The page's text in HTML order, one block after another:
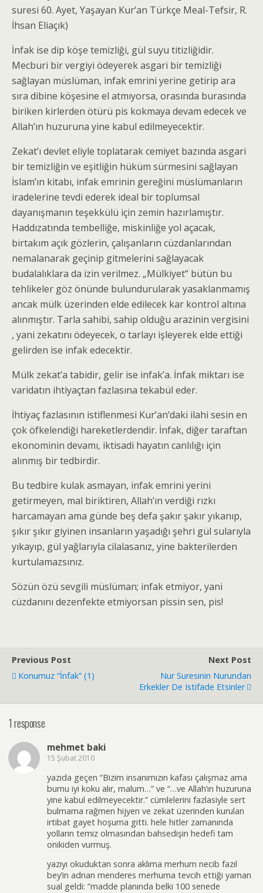
suresi 60. Ayet, Yaşayan Kur‘an Türkçe Meal-Tefsir, R.
İhsan Eliaçık)
İnfak ise dip köşe temizliği, gül suyu titizliğidir.
Mecburi bir vergiyi ödeyerek asgari bir temizliği
sağlayan müslüman, infak emrini yerine getirip ara
sıra dibine köşesine el atmıyorsa, orasında burasında
biriken kirlerden ötürü pis kokmaya devam edecek ve
Allah’ın huzuruna yine kabul edilmeyecektir.
Zekat’ı devlet eliyle toplatarak cemiyet bazında asgari
bir temizliğin ve eşitliğin hüküm sürmesini sağlayan
İslam’ın kitabı, infak emrinin gereğini müslümanların
iradelerine tevdi ederek ideal bir toplumsal
dayanışmanın teşekkülü için zemin hazırlamıştır.
Haddızatında tembelliğe, miskinliğe yol açacak,
birtakım açık gözlerin, çalışanların cüzdanlarından
nemalanarak geçinip gitmelerini sağlayacak
budalalıklara da izin verilmez. „Mülkiyet“ bütün bu
tehlikeler göz önünde bulundurularak yasaklanmamış
ancak mülk üzerinden elde edilecek kar kontrol altına
alınmıştır. Tarla sahibi, sahip olduğu arazinin vergisini
, yani zekatını ödeyecek, o tarlayı işleyerek elde ettiği
gelirden ise infak edecektir.
Mülk zekat’a tabidir, gelir ise infak’a. İnfak miktarı ise
varidatın ihtiyaçtan fazlasına tekabül eder.
İhtiyaç fazlasının istiflenmesi Kur’an‘daki ilahi sesin en
çok öfkelendiği hareketlerdendir. İnfak, diğer taraftan
ekonominin devamı, iktisadi hayatın canlılığı için
alınmış bir tedbirdir.
Bu tedbire kulak asmayan, infak emrini yerini
getirmeyen, mal biriktiren, Allah’ın verdiği rızkı
harcamayan ama günde beş defa şakır şakır yıkanıp,
şıkır şıkır giyinen insanların yaşadığı şehri gül sularıyla
yıkayıp, gül yağlarıyla cilalasanız, yine bakterilerden
kurtulamazsınız.
Sözün özü sevgili müslüman; infak etmiyor, yani
cüzdanını dezenfekte etmiyorsan pissin sen, pis!
Previous Post
Konumuz “İnfak” (1)
Next Post
Nur Suresinin Nurundan
Erkekler De Istifade Etsinler
1 response
mehmet baki
15 Şubat 2010
yazıda geçen “Bizim insanımızın kafası çalışmaz ama
burnu iyi koku alır, malum…” ve “…ve Allah’ın huzuruna
yine kabul edilmeyecektir.” cümlelerini fazlasiyle sert
bulmama rağmen hijyen ve zekat üzerinden kurulan
irtibat gayet hoşuma gitti. hele hitler zamanında
yolların temiz olmasından bahsedişin hedefi tam
onikiden vurmuş.
yazıyı okuduktan sonra aklıma merhum necib fazıl
bey’in adnan menderes merhuma tevcih ettiği yaman
sual geldi: “madde planında belki 100 senede